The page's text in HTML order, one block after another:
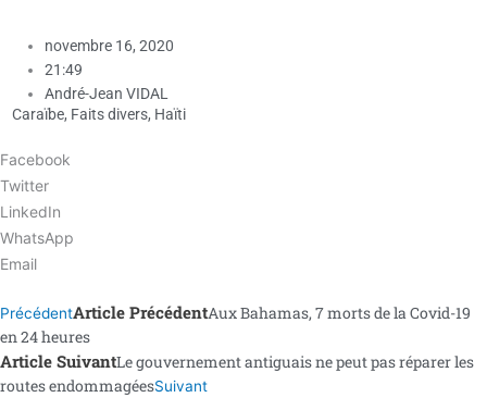
novembre 16, 2020
21:49
André-Jean VIDAL
Caraïbe, Faits divers, Haïti
Facebook
Twitter
LinkedIn
WhatsApp
Email
PrécédentArticle PrécédentAux Bahamas, 7 morts de la Covid-19
en 24 heures
Article SuivantLe gouvernement antiguais ne peut pas réparer les
routes endommagéesSuivant